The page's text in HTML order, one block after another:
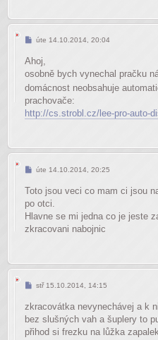
Příspěvek
úte 14.10.2014, 20:04
Ahoj,
osobně bych vynechal pračku
domácnost neobsahuje
prachovače:
http://cs.strobl.cz/lee-pro-auto-
Příspěvek
úte 14.10.2014, 20:25
Toto jsou veci co mam ci jsou
po otci.
Hlavne se mi jedna co je jeste
zkracovani nabojnic
Příspěvek
stř 15.10.2014, 14:15
zkracovátka nevynechávej a k
bez slušných vah a šuplery to
přihod si frezku na lůžka